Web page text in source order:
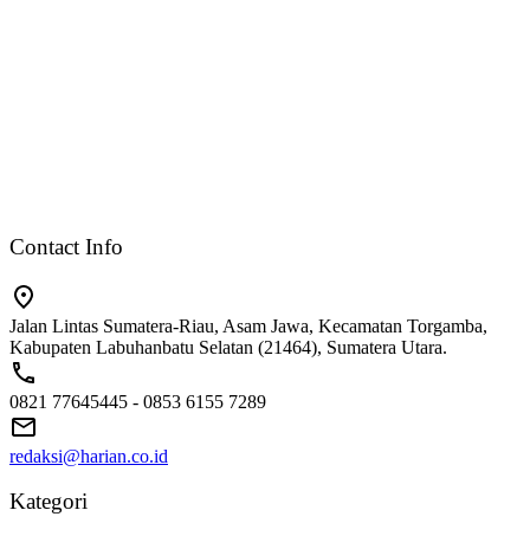
Contact Info
Jalan Lintas Sumatera-Riau, Asam Jawa, Kecamatan Torgamba,
Kabupaten Labuhanbatu Selatan (21464), Sumatera Utara.
0821 77645445 - 0853 6155 7289
redaksi@harian.co.id
Kategori